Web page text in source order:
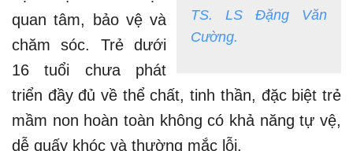
TS. LS Đặng Văn
Cường.
quan tâm, bảo vệ và
chăm sóc. Trẻ dưới
16 tuổi chưa phát
triển đầy đủ về thể chất, tinh thần, đặc biệt trẻ
mầm non hoàn toàn không có khả năng tự vệ,
dễ quấy khóc và thường mắc lỗi.